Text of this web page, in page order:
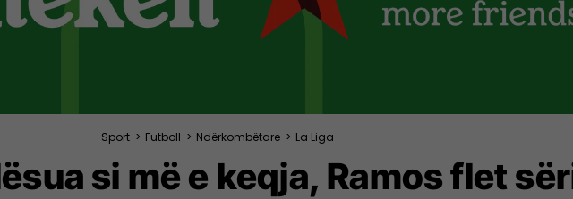
Sport > Futboll > Ndërkombëtare > La Liga
si më e keqja, Ramos flet